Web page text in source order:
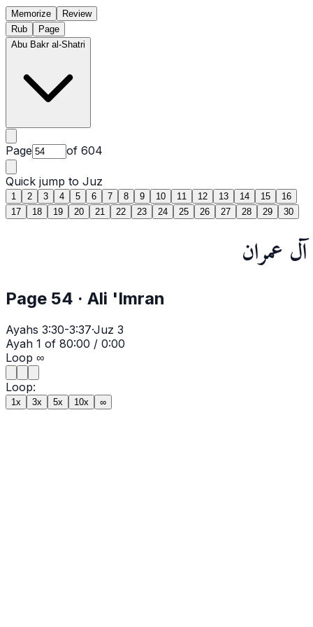
Memorize
Review
Rub
Page
Abu Bakr al-Shatri
Page of 604
Quick jump to Juz
1 2 3 4 5 6 7 8 9 10 11 12 13 14 15
16
17
18 19 20 21 22 23 24 25 26 27 28 29 30
آل عمران
Page 54 · Ali 'Imran
Ayahs 3:30-3:37·Juz 3
Ayah 1 of 80:00 / 0:00
Loop ∞
Loop:
1x 3x 5x 10x ∞